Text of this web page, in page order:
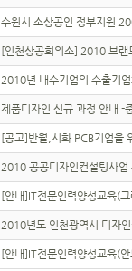
수원시 소상공인 정부지원
[인천상공회의소] 2010 브
2010년 내수기업의 수출기
제품디자인 신규 과정 안내 -
[공고]반월,시화 PCB기업을
2010 공공디자인컨설팅사업
[안내]IT전문인력양성교육(
2010년도 인천광역시 디자
[안내]IT전문인력양성교육(